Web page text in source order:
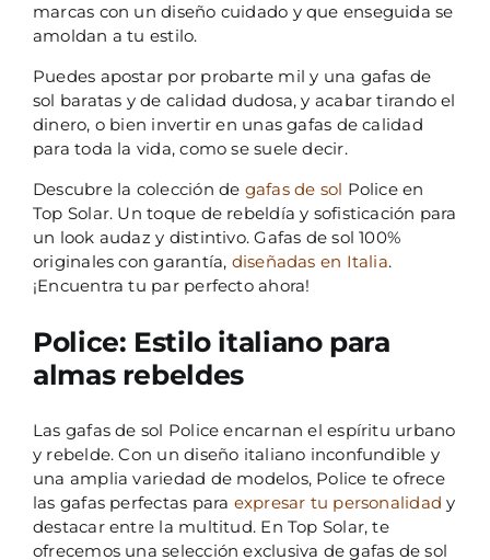
marcas con un diseño cuidado y que enseguida se
amoldan a tu estilo.
Puedes apostar por probarte mil y una gafas de
sol baratas y de calidad dudosa, y acabar tirando el
dinero, o bien invertir en unas gafas de calidad
para toda la vida, como se suele decir.
Descubre la colección de gafas de sol Police en
Top Solar. Un toque de rebeldía y sofisticación para
un look audaz y distintivo. Gafas de sol 100%
originales con garantía, diseñadas en Italia.
¡Encuentra tu par perfecto ahora!
Police: Estilo italiano para
almas rebeldes
Las gafas de sol Police encarnan el espíritu urbano
y rebelde. Con un diseño italiano inconfundible y
una amplia variedad de modelos, Police te ofrece
las gafas perfectas para expresar tu personalidad y
destacar entre la multitud. En Top Solar, te
ofrecemos una selección exclusiva de gafas de sol